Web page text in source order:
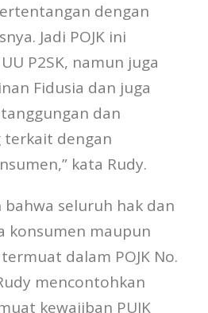
dengan
Jadi POJK ini
P2SK, namun juga
Fidusia dan juga
dan
terkait dengan
kata Rudy.
bahwa seluruh hak dan
konsumen maupun
dalam POJK No.
mencontohkan
kewajiban PUJK